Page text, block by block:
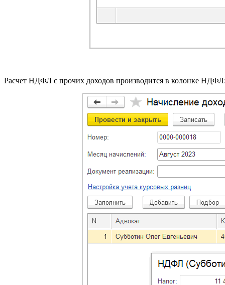
Расчет НДФЛ с прочих доходов производится в колонке